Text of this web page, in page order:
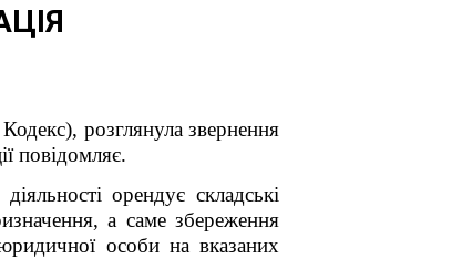
розглянула звернення
повідомляє.
орендує складські
а саме збереження
юридичної особи на вказаних